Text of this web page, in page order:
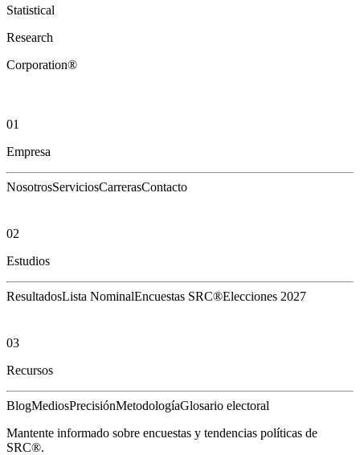
Statistical
Research
Corporation®
01
Empresa
NosotrosServiciosCarrerasContacto
02
Estudios
ResultadosLista NominalEncuestas SRC®Elecciones 2027
03
Recursos
BlogMediosPrecisiónMetodologíaGlosario electoral
Mantente informado sobre encuestas y tendencias políticas de
SRC®.